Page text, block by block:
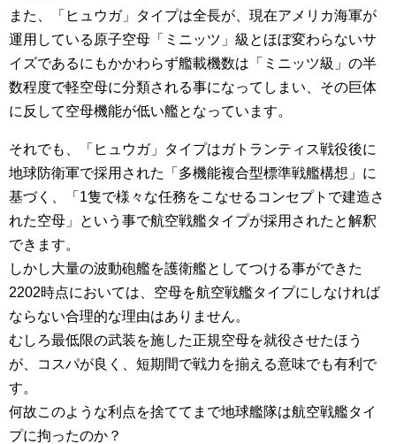
また、「ヒュウガ」タイプは全長が、現在アメリカ海軍が
運用している原子空母「ミニッツ」級とほぼ変わらないサ
イズであるにもかかわらず艦載機数は「ミニッツ級」の半
数程度で軽空母に分類される事になってしまい、その巨体
に反して空母機能が低い艦となっています。
それでも、「ヒュウガ」タイプはガトランティス戦役後に
地球防衛軍で採用された「多機能複合型標準戦艦構想」に
基づく、「1隻で様々な任務をこなせるコンセプトで建造さ
れた空母」という事で航空戦艦タイプが採用されたと解釈
できます。
しかし大量の波動砲艦を護衛艦としてつける事ができた
2202時点においては、空母を航空戦艦タイプにしなければ
ならない合理的な理由はありません。
むしろ最低限の武装を施した正規空母を就役させたほう
が、コスパが良く、短期間で戦力を揃える意味でも有利で
す。
何故このような利点を捨ててまで地球艦隊は航空戦艦タイ
プに拘ったのか？